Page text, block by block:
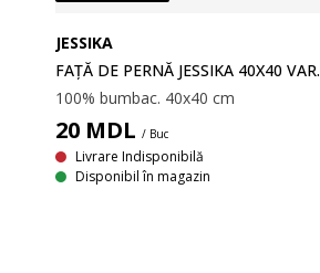
JESSIKA
FAȚĂ DE PERNĂ JESSIKA 40X40 VAR.
100% bumbac. 40x40 cm
20MDL / Buc
Livrare Indisponibilă
Disponibil în magazin